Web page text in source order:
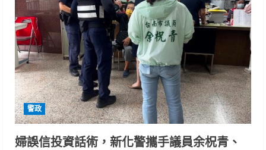
聯
手
攔
阻
106
萬
元
假
網
友
騙
局
警政
婦誤信投資話術，新化警攜手議員余柷青、